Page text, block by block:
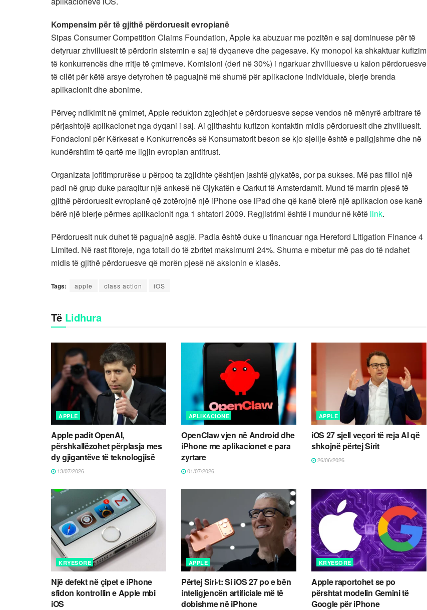
Kompensim për të gjithë përdoruesit evropianë
Sipas Consumer Competition Claims Foundation, Apple ka abuzuar me pozitën e saj dominuese për të
detyruar zhvilluesit të përdorin sistemin e saj të dyqaneve dhe pagesave. Ky monopol ka shkaktuar kufizim
të konkurrencës dhe rritje të çmimeve. Komisioni (deri në 30%) i ngarkuar zhvilluesve u kalon përdoruesve
të cilët për këtë arsye detyrohen të paguajnë më shumë për aplikacione individuale, blerje brenda
aplikacionit dhe abonime.
Përveç ndikimit në çmimet, Apple redukton zgjedhjet e përdoruesve sepse vendos në mënyrë arbitrare të
përjashtojë aplikacionet nga dyqani i saj. Ai gjithashtu kufizon kontaktin midis përdoruesit dhe zhvilluesit.
Fondacioni për Kërkesat e Konkurrencës së Konsumatorit beson se kjo sjellje është e paligjshme dhe në
kundërshtim të qartë me ligjin evropian antitrust.
Organizata jofitimprurëse u përpoq ta zgjidhte çështjen jashtë gjykatës, por pa sukses. Më pas filloi një
padi në grup duke paraqitur një ankesë në Gjykatën e Qarkut të Amsterdamit. Mund të marrin pjesë të
gjithë përdoruesit evropianë që zotërojnë një iPhone ose iPad dhe që kanë blerë një aplikacion ose kanë
bërë një blerje përmes aplikacionit nga 1 shtatori 2009. Regjistrimi është i mundur në këtë link.
Përdoruesit nuk duhet të paguajnë asgjë. Padia është duke u financuar nga Hereford Litigation Finance 4
Limited. Në rast fitoreje, nga totali do të zbritet maksimumi 24%. Shuma e mbetur më pas do të ndahet
midis të gjithë përdoruesve që morën pjesë në aksionin e klasës.
Tags: apple class action iOS
Të Lidhura
APPLE
Apple padit OpenAI,
përshkallëzohet përplasja mes
dy gjigantëve të teknologjisë
13/07/2026
APLIKACIONE
OpenClaw vjen në Android dhe
iPhone me aplikacionet e para
zyrtare
01/07/2026
APPLE
iOS 27 sjell veçori të reja AI që
shkojnë përtej Sirit
26/06/2026
KRYESORE
Një defekt në çipet e iPhone
sfidon kontrollin e Apple mbi
iOS
APPLE
Përtej Siri-t: Si iOS 27 po e bën
inteligjencën artificiale më të
dobishme në iPhone
KRYESORE
Apple raportohet se po
përshtat modelin Gemini të
Google për iPhone